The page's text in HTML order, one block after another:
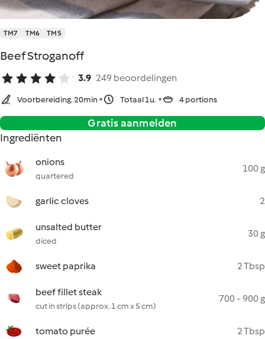
TM7 TM6 TM5
Beef Stroganoff
3.9 249 beoordelingen
Voorbereiding. 20min Totaal 1u. 4 portions
Gratis aanmelden
Ingrediënten
onions
quartered
100 g
garlic cloves 2
unsalted butter
diced
30 g
sweet paprika 2 Tbsp
beef fillet steak
cut in strips (approx. 1 cm x 5 cm)
700 - 900 g
tomato purée 2 Tbsp